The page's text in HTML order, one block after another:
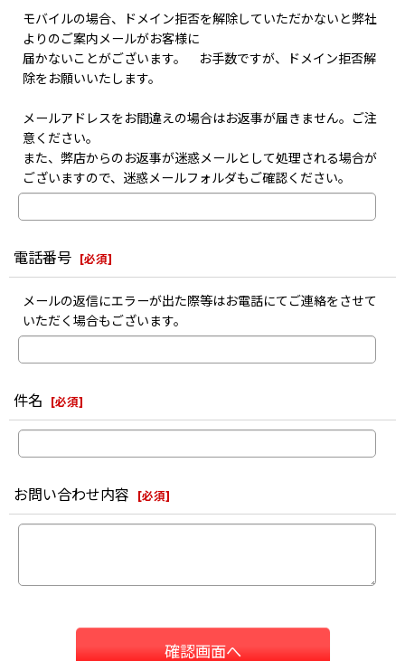
モバイルの場合、ドメイン拒否を解除していただかないと弊社
よりのご案内メールがお客様に
届かないことがございます。 お手数ですが、ドメイン拒否解
除をお願いいたします。
メールアドレスをお間違えの場合はお返事が届きません。ご注
意ください。
また、弊店からのお返事が迷惑メールとして処理される場合が
ございますので、迷惑メールフォルダもご確認ください。
電話番号 [必須]
メールの返信にエラーが出た際等はお電話にてご連絡をさせて
いただく場合もございます。
件名 [必須]
お問い合わせ内容 [必須]
確認画面へ